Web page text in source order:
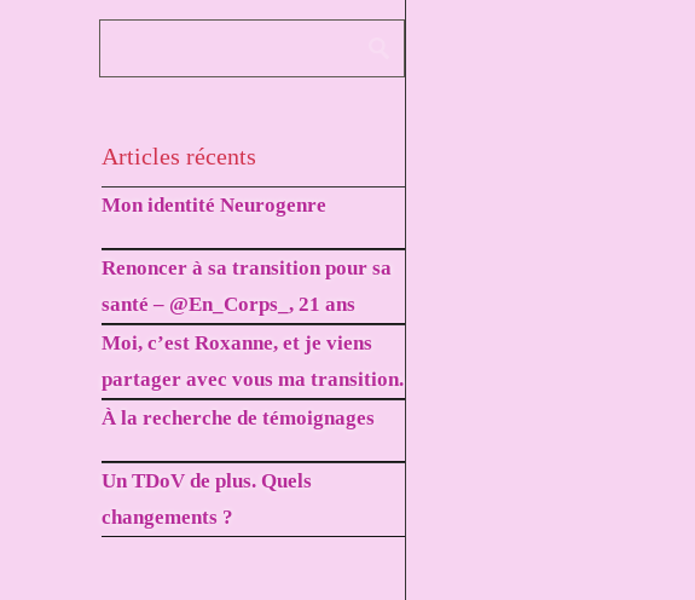
Articles récents
Mon identité Neurogenre
Renoncer à sa transition pour sa
santé – @En_Corps_, 21 ans
Moi, c’est Roxanne, et je viens
partager avec vous ma transition.
À la recherche de témoignages
Un TDoV de plus. Quels
changements ?